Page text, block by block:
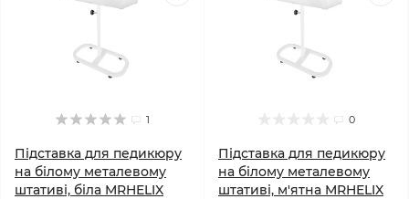
1
Підставка для педикюру
на білому металевому
штативі, біла MRHELIX
0
Підставка для педикюру
на білому металевому
штативі, м'ятна MRHELIX